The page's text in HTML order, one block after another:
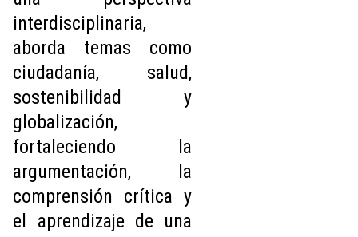
interdisciplinaria,
aborda temas como
ciudadanía, salud,
sostenibilidad y
globalización,
fortaleciendo la
argumentación, la
comprensión crítica y
el aprendizaje de una